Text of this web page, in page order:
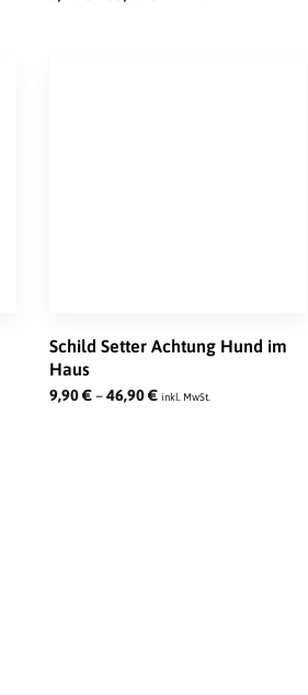
Schild Setter Achtung Hund im
Haus
9,90€–46,90€ inkl. MwSt.